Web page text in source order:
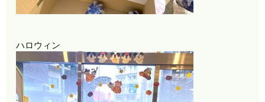
ハロウィン